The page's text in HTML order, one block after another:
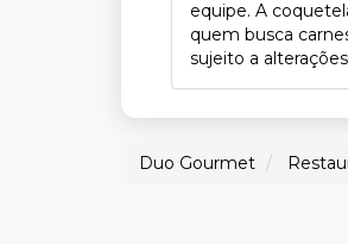
equipe. A
quem busca
sujeito a
Duo Gourmet